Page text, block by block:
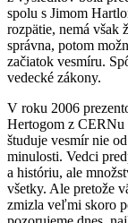
spolu s Jimom
rozpätie, nemá však
správna, potom
začiatok vesmíru.
vedecké zákony.
V roku 2006
Hertogom z
študuje vesmír nie
minulosti. Vedci
a históriu, ale
všetky. Ale pretože
zmizla veľmi skoro